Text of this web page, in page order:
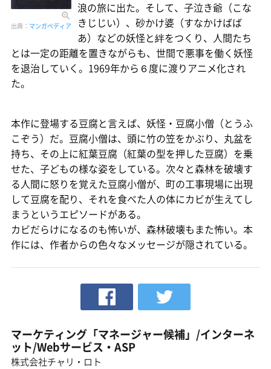
出典： マンガペディア
浪の旅に出た。そして、子泣き爺（こな
きじじい）、砂かけ婆（すなかけばば
あ）などの妖怪と絆をつくり、人間たち
とは一定の距離を置きながらも、世間で悪事を働く妖怪
を退治していく。1969年から６度に渡りアニメ化され
た。
本作に登場する豆腐と言えば、妖怪・豆腐小僧（とうふ
こぞう）だ。豆腐小僧は、頭に竹の笠をかぶり、丸盆を
持ち、その上に紅葉豆腐（紅葉の型を押した豆腐）を乗
せた、子どもの様な姿をしている。次々と森林を破壊す
る人間に怒りを覚えた豆腐小僧が、町の工事現場に出現
して豆腐を配り、それを食べた人の体にカビが生えてし
まうというエピソードがある。
カビだらけになるのも怖いが、森林破壊もまた怖い。本
作には、作者からの色々なメッセージが隠されている。
マーケティング「マネージャー候補」/インターネ
ット/Webサービス・ASP
株式会社チャリ・ロト